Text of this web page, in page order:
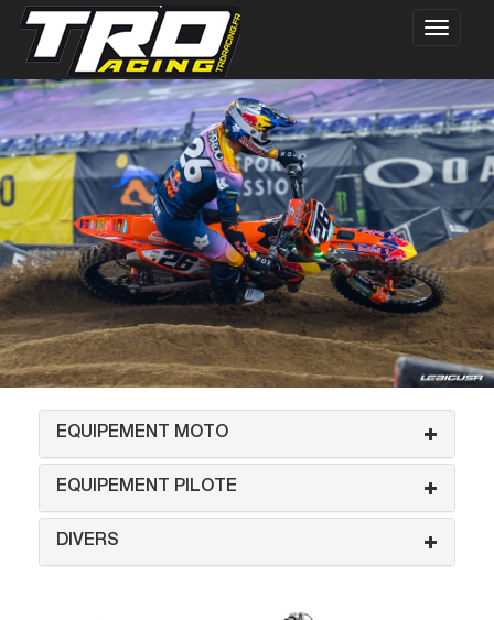
EQUIPEMENT MOTO
EQUIPEMENT PILOTE
DIVERS